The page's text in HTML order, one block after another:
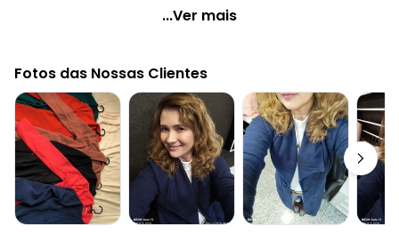
Quintess - Sobretudo Longo Caramelo com Bolsos
Modelagem: Solto
Comprimento da manga: Longa
Comprimento: Longo
Decote frente: Com gola
Complemento: Bolsos; recorte anatômico
Fechamento: Botão
Tecido: Meia malha com pelucia
Composição: Conforme imagem etiqueta
Histórico de preços
...Ver mais
Fotos das Nossas Clientes